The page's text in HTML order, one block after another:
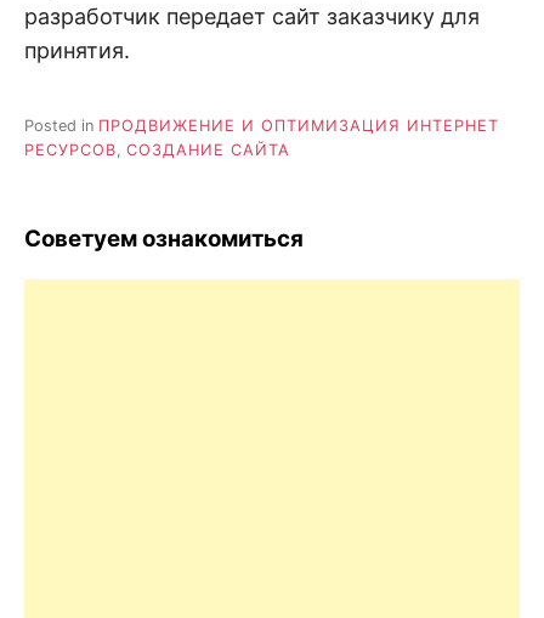
разработчик передает сайт заказчику для
принятия.
Posted in ПРОДВИЖЕНИЕ И ОПТИМИЗАЦИЯ ИНТЕРНЕТ
РЕСУРСОВ, СОЗДАНИЕ САЙТА
Советуем ознакомиться